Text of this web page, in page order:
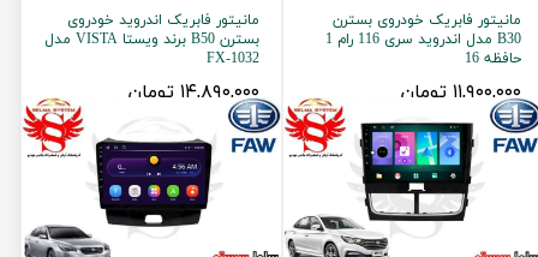
مانیتور فابریک خودروی بسترن
B30 مدل اندروید سری 116 رام 1
حافظه 16
۱۱,۹۰۰,۰۰۰ تومان
مانیتور فابریک اندروید خودروی
بسترن B50 برند ویستا VISTA مدل
FX-1032
۱۴,۸۹۰,۰۰۰ تومان